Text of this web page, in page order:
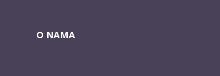
O NAMA